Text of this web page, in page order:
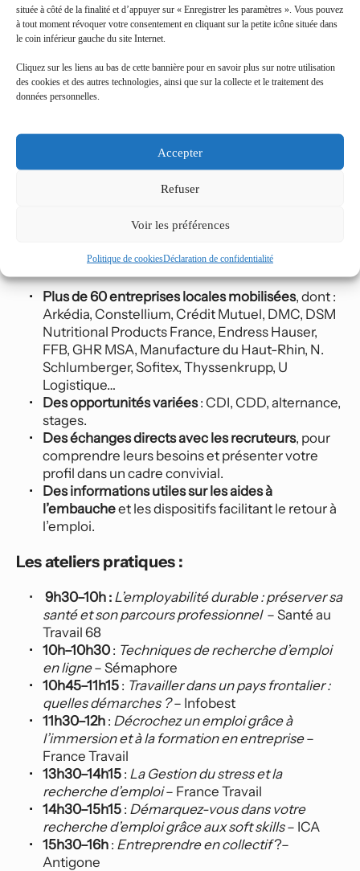
située à côté de la finalité et d’appuyer sur « Enregistrer les paramètres ». Vous pouvez
à tout moment révoquer votre consentement en cliquant sur la petite icône située dans
le coin inférieur gauche du site Internet.
Cliquez sur les liens au bas de cette bannière pour en savoir plus sur notre utilisation
des cookies et des autres technologies, ainsi que sur la collecte et le traitement des
données personnelles.
Accepter
Refuser
Voir les préférences
Politique de cookiesDéclaration de confidentialité
2. Hall Recrutement & Emploi – lancé
en 2025 a rencontré un fort succès
en 2026 !
Un espace dynamique pour rencontrer des
entreprises qui recrutent
Introduit en 2025, ce hall revient pour connecter
directement les candidats avec les entreprises du
territoire. Un lieu idéal pour décrocher un emploi, un
stage, découvrir un secteur ou préparer une
salariés y ont trouvé :
Plus de 60 entreprises locales mobilisées, dont :
Arkédia, Constellium, Crédit Mutuel, DMC, DSM
Nutritional Products France, Endress Hauser,
FFB, GHR MSA, Manufacture du Haut-Rhin, N.
Schlumberger, Sofitex, Thyssenkrupp, U
Logistique…
Des opportunités variées : CDI, CDD, alternance,
stages.
Des échanges directs avec les recruteurs, pour
comprendre leurs besoins et présenter votre
profil dans un cadre convivial.
Des informations utiles sur les aides à
l’embauche et les dispositifs facilitant le retour à
l’emploi.
Les ateliers pratiques :
9h30–10h : L’employabilité durable : préserver sa
santé et son parcours professionnel – Santé au
Travail 68
10h–10h30 : Techniques de recherche d’emploi
en ligne – Sémaphore
10h45–11h15 : Travailler dans un pays frontalier :
quelles démarches ? – Infobest
11h30–12h : Décrochez un emploi grâce à
l’immersion et à la formation en entreprise –
France Travail
13h30–14h15 : La Gestion du stress et la
recherche d’emploi – France Travail
14h30–15h15 : Démarquez-vous dans votre
recherche d’emploi grâce aux soft skills – ICA
15h30–16h : Entreprendre en collectif ?–
Antigone